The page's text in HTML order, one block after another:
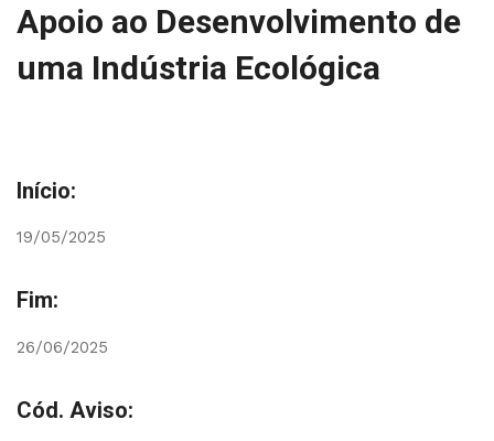
Apoio ao Desenvolvimento de
uma Indústria Ecológica
Início:
19/05/2025
Fim:
26/06/2025
Cód. Aviso: